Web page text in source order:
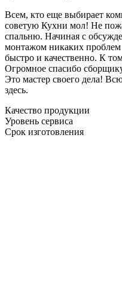
Всем, кто еще выбирает
советую Кухни мол! Не
спальню. Начиная с
монтажом никаких
быстро и качественно. К
Огромное спасибо
Это мастер своего дела!
здесь.
Качество продукции
Уровень сервиса
Срок изготовления